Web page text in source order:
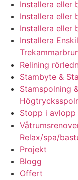
Installera eller
Installera eller
Installera eller
Installera
Relining
Stambyte &
Stamspolning
Stopp i avlopp
Relax/spa/
Projekt
Blogg
Offert